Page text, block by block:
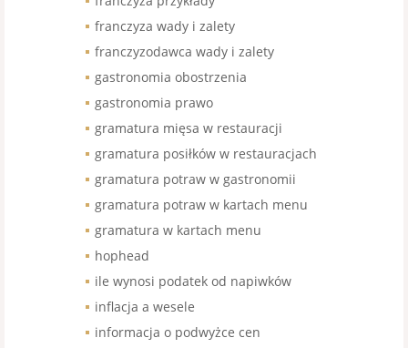
franczyza wady i zalety
franczyzodawca wady i zalety
gastronomia obostrzenia
gastronomia prawo
gramatura mięsa w restauracji
gramatura posiłków w restauracjach
gramatura potraw w gastronomii
gramatura potraw w kartach menu
gramatura w kartach menu
hophead
ile wynosi podatek od napiwków
inflacja a wesele
informacja o podwyżce cen